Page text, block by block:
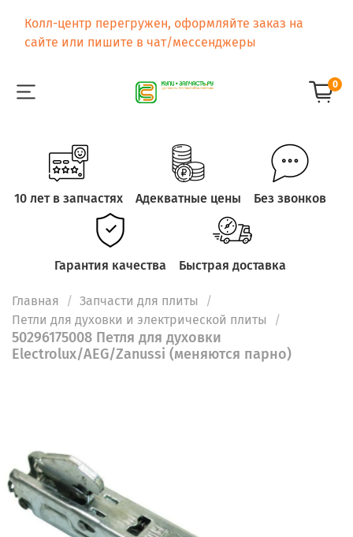
Колл-центр перегружен, оформляйте заказ на
сайте или пишите в чат/мессенджеры
0
10 лет в запчастях Адекватные цены Без звонков
Гарантия качества Быстрая доставка
Главная
Запчасти для плиты
Петли для духовки и электрической плиты
50296175008 Петля для духовки
Electrolux/AEG/Zanussi (меняются парно)